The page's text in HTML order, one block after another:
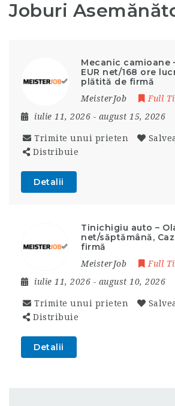
Joburi
Mecanic camioane
EUR net/168 ore
plătită de firmă
MeisterJob Full
iulie 11, 2026 - august 15, 2026
Trimite unui prieten
Distribuie
Detalii
Tinichigiu auto –
net/săptămână,
firmă
MeisterJob Full
iulie 11, 2026 - august 10, 2026
Trimite unui prieten
Distribuie
Detalii